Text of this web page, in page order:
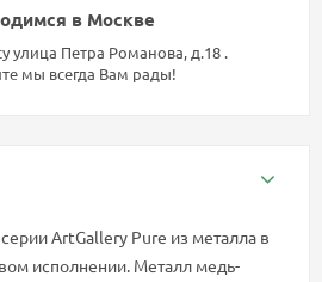
в Москве
улица Петра Романова, д.18 .
мы всегда Вам рады!
ArtGallery Pure из металла в
исполнении. Металл медь-